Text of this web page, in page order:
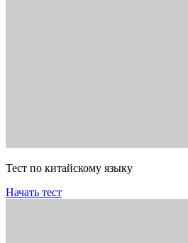
Тест по китайскому языку
Начать тест